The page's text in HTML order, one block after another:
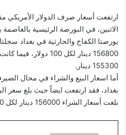
ارتفعت أسعار صرف الدولار الأمريكي
الاثنين، في البورصة الرئيسية بالعاصمة
بورصتا الكفاح والحارثية في بغداد
156800 دينار لكل 100
155300 دينار.
أما اسعار البيع والشراء في محال
بلغت أسعار الشراء 156000 دينار لكل 100 دولار.